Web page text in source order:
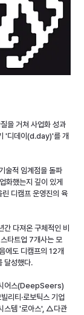
을 거쳐 사업화 성과
'디데이(d.day)'를 개
술적 임계점을 돌파
화했는지 깊이 있게
디캠프 운영진의 육
다져온 구체적인 비
타트업 7개사는 모
에도 디캠프의 12개
달성했다.
어스(DeepSeers)
리티·로보틱스 기업
스템 '로아스', △다관